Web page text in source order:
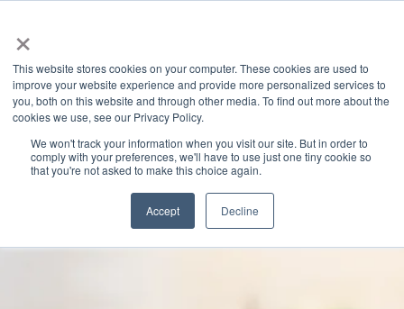
×
This website stores cookies on your computer. These cookies are used to
improve your website experience and provide more personalized services to
you, both on this website and through other media. To find out more about the
cookies we use, see our Privacy Policy.
We won't track your information when you visit our site. But in order to
comply with your preferences, we'll have to use just one tiny cookie so
that you're not asked to make this choice again.
Accept Decline
GRANITE RIVER LABS BLOG